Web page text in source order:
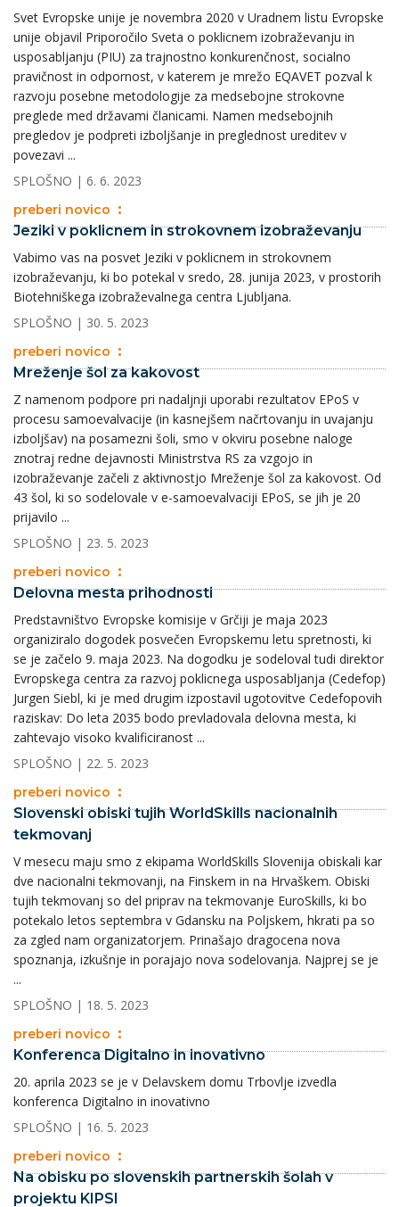
Svet Evropske unije je novembra 2020 v Uradnem listu Evropske
unije objavil Priporočilo Sveta o poklicnem izobraževanju in
usposabljanju (PIU) za trajnostno konkurenčnost, socialno
pravičnost in odpornost, v katerem je mrežo EQAVET pozval k
razvoju posebne metodologije za medsebojne strokovne
preglede med državami članicami. Namen medsebojnih
pregledov je podpreti izboljšanje in preglednost ureditev v
povezavi ...
SPLOŠNO | 6. 6. 2023
preberi novico
Jeziki v poklicnem in strokovnem izobraževanju
Vabimo vas na posvet Jeziki v poklicnem in strokovnem
izobraževanju, ki bo potekal v sredo, 28. junija 2023, v prostorih
Biotehniškega izobraževalnega centra Ljubljana.
SPLOŠNO | 30. 5. 2023
preberi novico
Mreženje šol za kakovost
Z namenom podpore pri nadaljnji uporabi rezultatov EPoS v
procesu samoevalvacije (in kasnejšem načrtovanju in uvajanju
izboljšav) na posamezni šoli, smo v okviru posebne naloge
znotraj redne dejavnosti Ministrstva RS za vzgojo in
izobraževanje začeli z aktivnostjo Mreženje šol za kakovost. Od
43 šol, ki so sodelovale v e-samoevalvaciji EPoS, se jih je 20
prijavilo ...
SPLOŠNO | 23. 5. 2023
preberi novico
Delovna mesta prihodnosti
Predstavništvo Evropske komisije v Grčiji je maja 2023
organiziralo dogodek posvečen Evropskemu letu spretnosti, ki
se je začelo 9. maja 2023. Na dogodku je sodeloval tudi direktor
Evropskega centra za razvoj poklicnega usposabljanja (Cedefop)
Jurgen Siebl, ki je med drugim izpostavil ugotovitve Cedefopovih
raziskav: Do leta 2035 bodo prevladovala delovna mesta, ki
zahtevajo visoko kvalificiranost ...
SPLOŠNO | 22. 5. 2023
preberi novico
Slovenski obiski tujih WorldSkills nacionalnih
tekmovanj
V mesecu maju smo z ekipama WorldSkills Slovenija obiskali kar
dve nacionalni tekmovanji, na Finskem in na Hrvaškem. Obiski
tujih tekmovanj so del priprav na tekmovanje EuroSkills, ki bo
potekalo letos septembra v Gdansku na Poljskem, hkrati pa so
za zgled nam organizatorjem. Prinašajo dragocena nova
spoznanja, izkušnje in porajajo nova sodelovanja. Najprej se je
...
SPLOŠNO | 18. 5. 2023
preberi novico
Konferenca Digitalno in inovativno
20. aprila 2023 se je v Delavskem domu Trbovlje izvedla
konferenca Digitalno in inovativno
SPLOŠNO | 16. 5. 2023
preberi novico
Na obisku po slovenskih partnerskih šolah v
projektu KIPSI